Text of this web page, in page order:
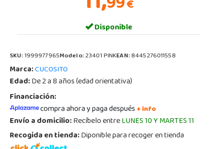
€
Disponible
SKU:1999977965Modelo:23401 PINKEAN:8445276011558
Marca:CUCOSITO
Edad:De 2 a 8 años (edad orientativa)
Financiación:
compra ahora y paga después+ info
Envío a domicilio:Recíbelo entreLUNES 10 Y MARTES 11
Recogida en tienda:Diponible para recoger en tienda